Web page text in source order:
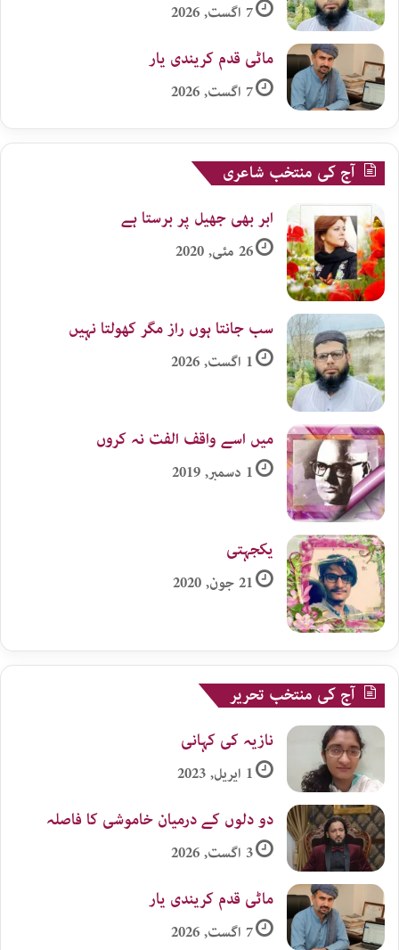
7 اگست, 2026
ماٹی قدم کریندی یار
7 اگست, 2026
آج کی منتخب شاعری
ابر بھی جھیل پر برستا ہے
26 مئی, 2020
سب جانتا ہوں راز مگر کھولتا نہیں
1 اگست, 2026
میں اسے واقف الفت نہ کروں
1 دسمبر, 2019
یکجہتی
21 جون, 2020
آج کی منتخب تحریر
نازیہ کی کہانی
1 اپریل, 2023
دو دلوں کے درمیان خاموشی کا فاصلہ
3 اگست, 2026
ماٹی قدم کریندی یار
7 اگست, 2026